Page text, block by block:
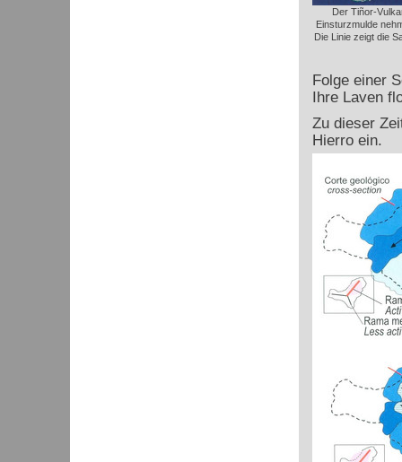
Der Tiñor-
Einsturzmulde
Die Linie zeigt die
Folge einer
Ihre Laven
Zu dieser
Hierro ein.